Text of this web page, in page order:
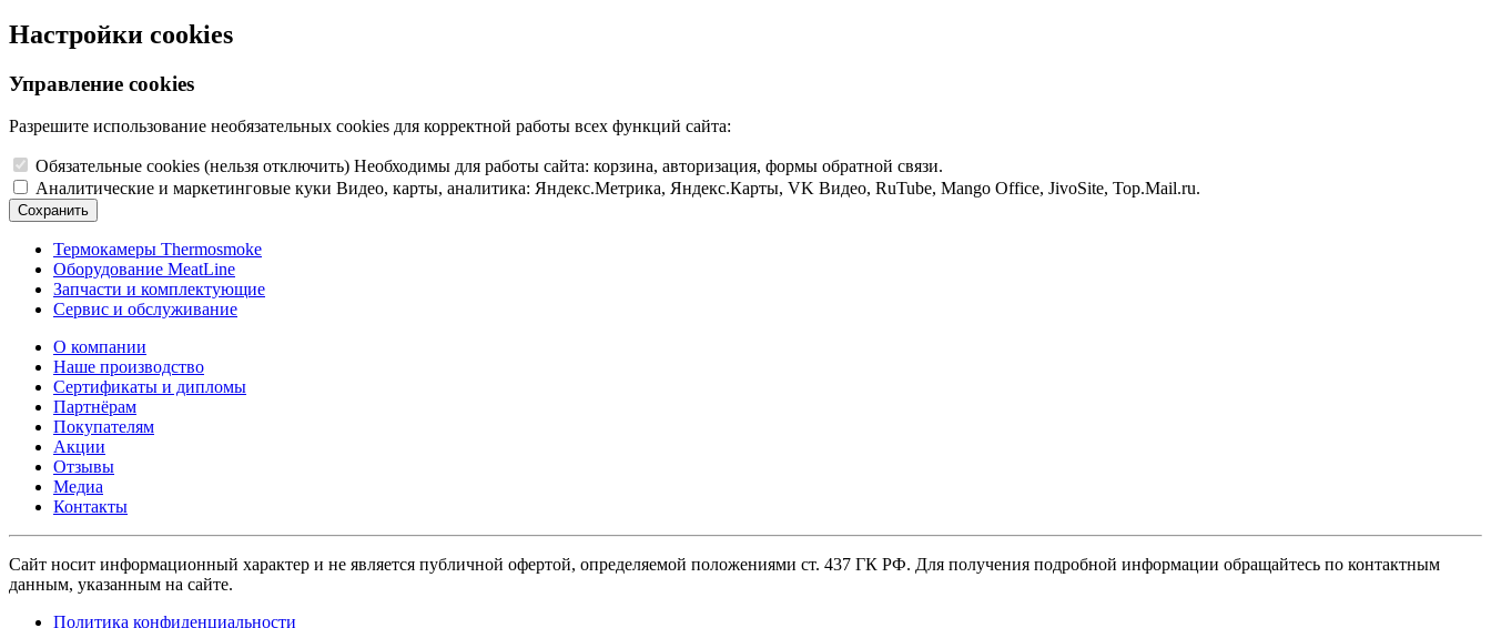
Настройки cookies
Управление cookies
Разрешите использование необязательных cookies для корректной работы всех функций сайта:
Обязательные cookies (нельзя отключить) Необходимы для работы сайта: корзина, авторизация, формы обратной связи.
Аналитические и маркетинговые куки Видео, карты, аналитика: Яндекс.Метрика, Яндекс.Карты, VK Видео, RuTube, Mango Office, JivoSite, Top.Mail.ru.
Сохранить
Термокамеры Thermosmoke
Оборудование MeatLine
Запчасти и комплектующие
Сервис и обслуживание
О компании
Наше производство
Сертификаты и дипломы
Партнёрам
Покупателям
Акции
Отзывы
Медиа
Контакты
Сайт носит информационный характер и не является публичной офертой, определяемой положениями ст. 437 ГК РФ. Для получения подробной информации обращайтесь по контактным
данным, указанным на сайте.
Политика конфиденциальности